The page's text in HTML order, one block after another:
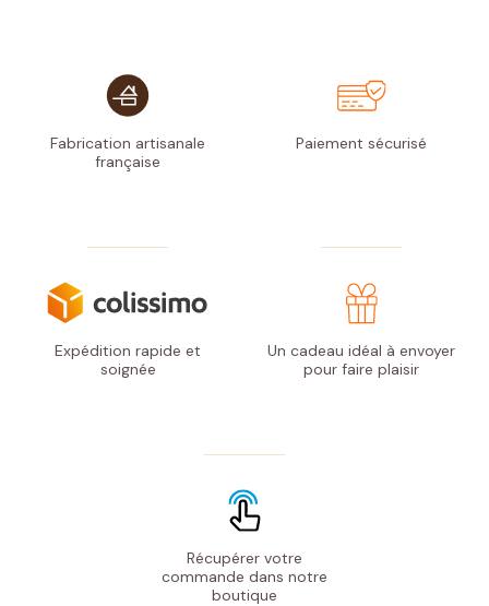
Fabrication artisanale
française
Paiement sécurisé
Expédition rapide et
soignée
Un cadeau idéal à envoyer
pour faire plaisir
Récupérer votre
commande dans notre
boutique